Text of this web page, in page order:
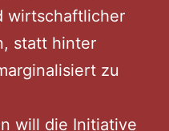
wirtschaftlicher
statt hinter
zu
will die Initiative